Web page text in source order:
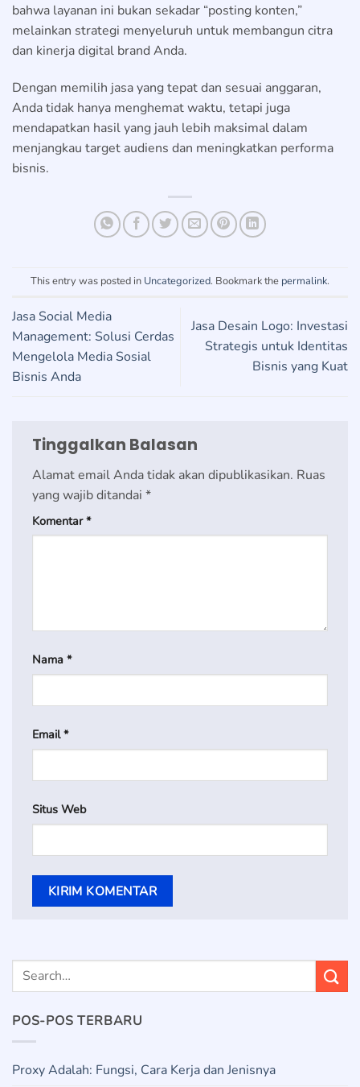
bahwa layanan ini bukan sekadar “posting konten,”
melainkan strategi menyeluruh untuk membangun citra
dan kinerja digital brand Anda.
Dengan memilih jasa yang tepat dan sesuai anggaran,
Anda tidak hanya menghemat waktu, tetapi juga
mendapatkan hasil yang jauh lebih maksimal dalam
menjangkau target audiens dan meningkatkan performa
bisnis.
This entry was posted in Uncategorized. Bookmark the permalink.
Jasa Social Media
Management: Solusi Cerdas
Mengelola Media Sosial
Bisnis Anda
Jasa Desain Logo: Investasi
Strategis untuk Identitas
Bisnis yang Kuat
Tinggalkan Balasan
Alamat email Anda tidak akan dipublikasikan. Ruas
yang wajib ditandai *
Komentar*
Nama *
Email*
Situs Web
POS-POS TERBARU
Proxy Adalah: Fungsi, Cara Kerja dan Jenisnya